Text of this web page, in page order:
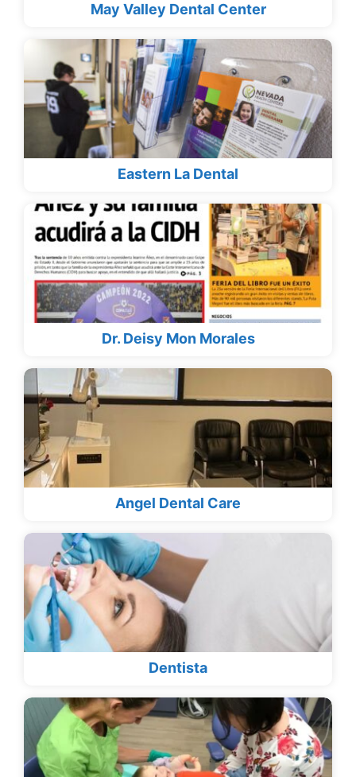
May Valley Dental Center
Eastern La Dental
Dr. Deisy Mon Morales
Angel Dental Care
Dentista